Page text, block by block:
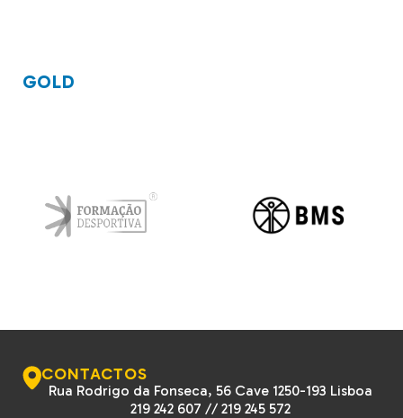
GOLD
CONTACTOS
Rua Rodrigo da Fonseca, 56 Cave 1250-193 Lisboa
219 242 607 //219 245 572